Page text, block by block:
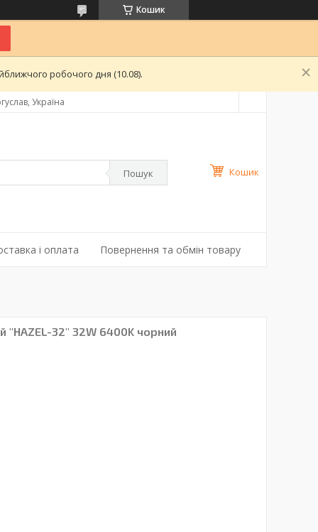
Кошик
робочого дня (10.08).
Україна
Пошук Кошик
і оплата Повернення та обмін товару
"HAZEL-32" 32W 6400K чорний